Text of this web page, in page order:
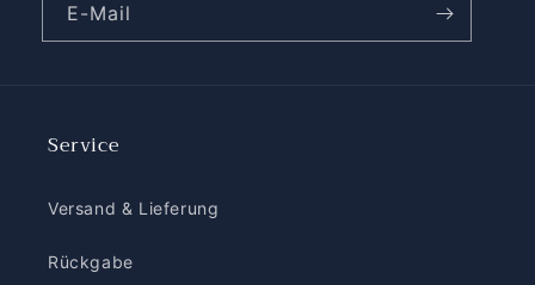
E-Mail
Service
Versand & Lieferung
Rückgabe